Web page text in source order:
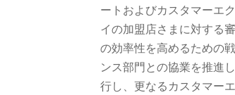
ートおよびカスタマーエ
イの加盟店さまに対する
の効率性を高めるための
ンス部門との協業を推進
行し、更なるカスタマー